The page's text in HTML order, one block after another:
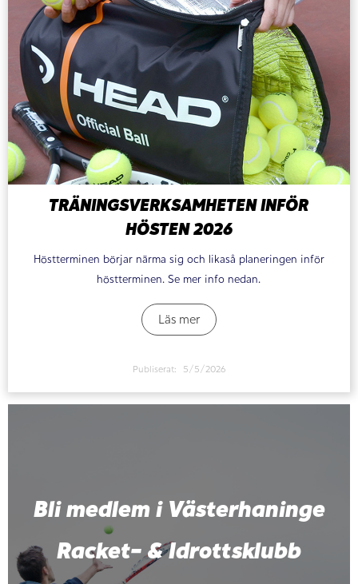
TRÄNINGSVERKSAMHETEN INFÖR
HÖSTEN 2026
Höstterminen börjar närma sig och likaså planeringen inför
höstterminen. Se mer info nedan.
Läs mer
Publiserat: 5/5/2026
Bli medlem i Västerhaninge
Racket- & Idrottsklubb